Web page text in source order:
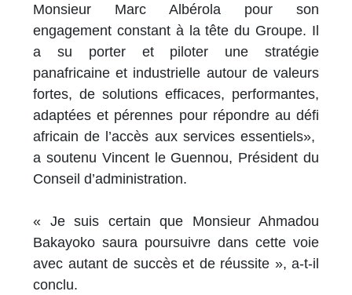
Monsieur Marc Albérola pour son
engagement constant à la tête du Groupe. Il
a su porter et piloter une stratégie
panafricaine et industrielle autour de valeurs
fortes, de solutions efficaces, performantes,
adaptées et pérennes pour répondre au défi
africain de l’accès aux services essentiels»,
a soutenu Vincent le Guennou, Président du
Conseil d’administration.
« Je suis certain que Monsieur Ahmadou
Bakayoko saura poursuivre dans cette voie
avec autant de succès et de réussite », a-t-il
conclu.